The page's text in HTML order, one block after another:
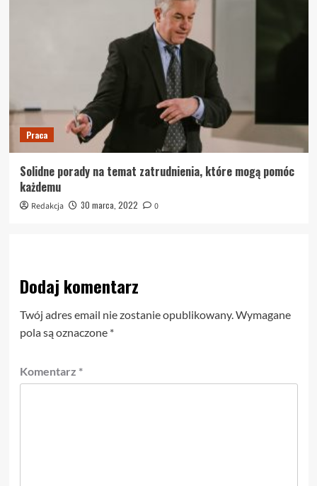
Praca
Solidne porady na temat zatrudnienia, które mogą pomóc
każdemu
Redakcja 30 marca, 2022 0
Dodaj komentarz
Twój adres email nie zostanie opublikowany.Wymagane
pola są oznaczone *
Komentarz *